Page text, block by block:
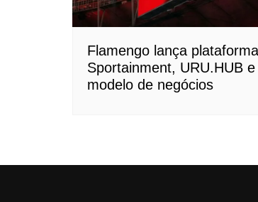
Flamengo lança
Sportainment, URU.HUB
modelo de negócios